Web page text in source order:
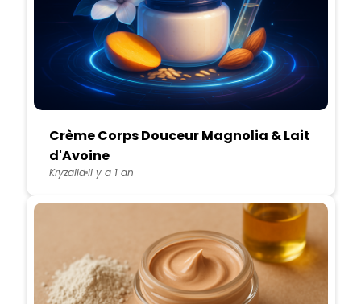
Crème Corps Douceur Magnolia & Lait
d'Avoine
KryzalidIl y a 1 an